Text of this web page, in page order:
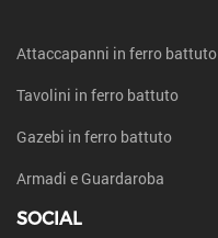
Attaccapanni in ferro battuto
Tavolini in ferro battuto
Gazebi in ferro battuto
Armadi e Guardaroba
SOCIAL